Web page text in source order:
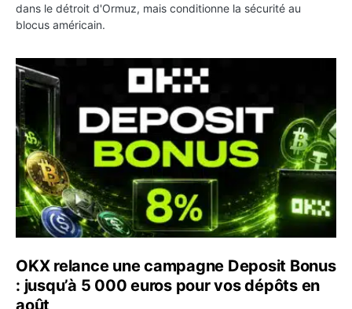
dans le détroit d'Ormuz, mais conditionne la sécurité au
blocus américain.
OKX relance une campagne Deposit Bonus : jusqu’à 5
OKX relance une campagne Deposit Bonus
: jusqu’à 5 000 euros pour vos dépôts en